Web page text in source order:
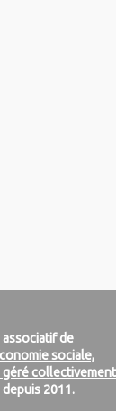
de
sociale,
géré collectivement
2011.